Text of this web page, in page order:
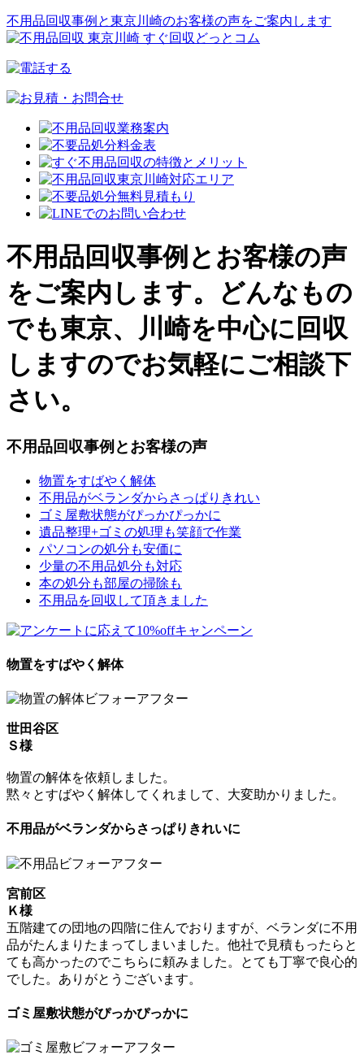
不用品回収事例と東京川崎のお客様の声をご案内します
不用品回収事例とお客様の声
をご案内します。どんなもの
でも東京、川崎を中心に回収
しますのでお気軽にご相談下
さい。
不用品回収事例とお客様の声
物置をすばやく解体
不用品がベランダからさっぱりきれい
ゴミ屋敷状態がぴっかぴっかに
遺品整理+ゴミの処理も笑顔で作業
パソコンの処分も安価に
少量の不用品処分も対応
本の処分も部屋の掃除も
不用品を回収して頂きました
物置をすばやく解体
世田谷区
Ｓ様
物置の解体を依頼しました。
黙々とすばやく解体してくれまして、大変助かりました。
不用品がベランダからさっぱりきれいに
宮前区
Ｋ様
五階建ての団地の四階に住んでおりますが、ベランダに不用
品がたんまりたまってしまいました。他社で見積もったらと
ても高かったのでこちらに頼みました。とても丁寧で良心的
でした。ありがとうございます。
ゴミ屋敷状態がぴっかぴっかに